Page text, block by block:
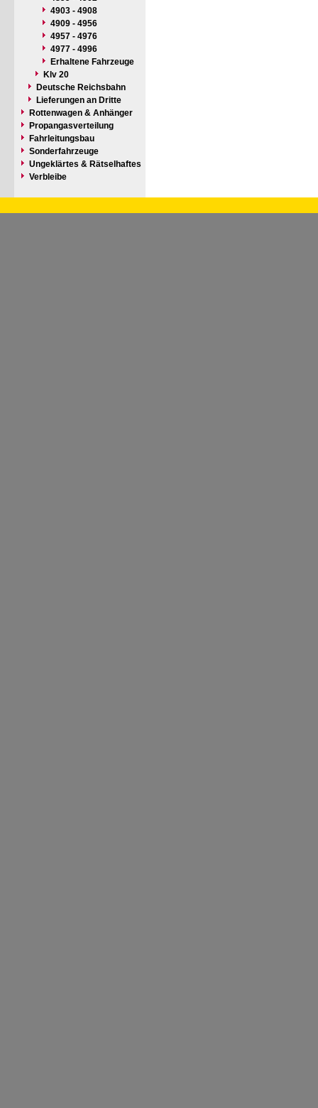
4903 - 4908
4909 - 4956
4957 - 4976
4977 - 4996
Erhaltene Fahrzeuge
Klv 20
Deutsche Reichsbahn
Lieferungen an Dritte
Rottenwagen & Anhänger
Propangasverteilung
Fahrleitungsbau
Sonderfahrzeuge
Ungeklärtes & Rätselhaftes
Verbleibe